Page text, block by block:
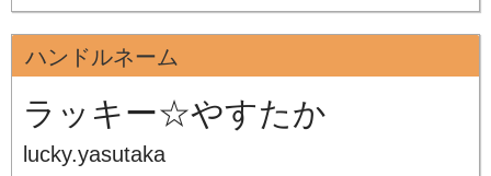
ハンドルネーム
ラッキー☆やすたか
lucky.yasutaka